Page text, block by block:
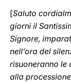
[Saluto
giorni il
Signore,
nell’ora del
risuoneranno le
alla